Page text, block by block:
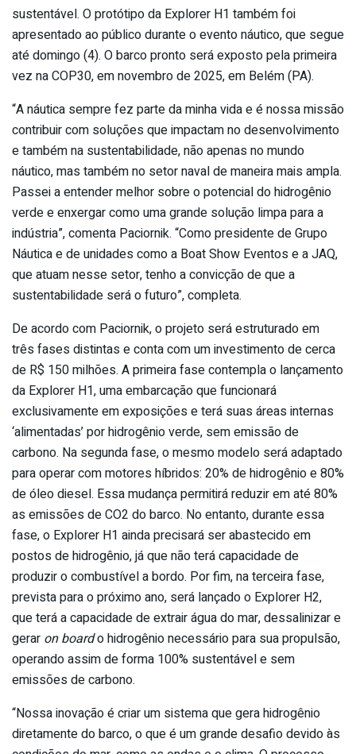
sustentável. O protótipo da Explorer H1 também foi
apresentado ao público durante o evento náutico, que segue
até domingo (4). O barco pronto será exposto pela primeira
vez na COP30, em novembro de 2025, em Belém (PA).
“A náutica sempre fez parte da minha vida e é nossa missão
contribuir com soluções que impactam no desenvolvimento
e também na sustentabilidade, não apenas no mundo
náutico, mas também no setor naval de maneira mais ampla.
Passei a entender melhor sobre o potencial do hidrogênio
verde e enxergar como uma grande solução limpa para a
indústria”, comenta Paciornik. “Como presidente de Grupo
Náutica e de unidades como a Boat Show Eventos e a JAQ,
que atuam nesse setor, tenho a convicção de que a
sustentabilidade será o futuro”, completa.
De acordo com Paciornik, o projeto será estruturado em
três fases distintas e conta com um investimento de cerca
de R$ 150 milhões. A primeira fase contempla o lançamento
da Explorer H1, uma embarcação que funcionará
exclusivamente em exposições e terá suas áreas internas
‘alimentadas’ por hidrogênio verde, sem emissão de
carbono. Na segunda fase, o mesmo modelo será adaptado
para operar com motores híbridos: 20% de hidrogênio e 80%
de óleo diesel. Essa mudança permitirá reduzir em até 80%
as emissões de CO2 do barco. No entanto, durante essa
fase, o Explorer H1 ainda precisará ser abastecido em
postos de hidrogênio, já que não terá capacidade de
produzir o combustível a bordo. Por fim, na terceira fase,
prevista para o próximo ano, será lançado o Explorer H2,
que terá a capacidade de extrair água do mar, dessalinizar e
gerar on boardo hidrogênio necessário para sua propulsão,
operando assim de forma 100% sustentável e sem
emissões de carbono.
“Nossa inovação é criar um sistema que gera hidrogênio
diretamente do barco, o que é um grande desafio devido às